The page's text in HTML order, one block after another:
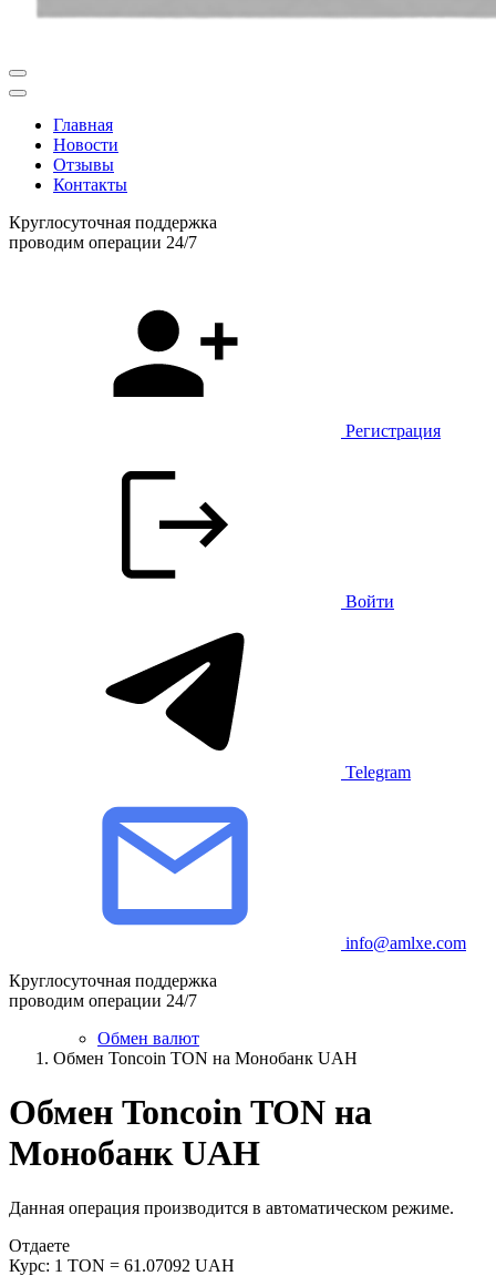
Главная
Новости
Отзывы
Контакты
Круглосуточная поддержка
проводим операции 24/7
Регистрация
Войти
Telegram
info@amlxe.com
Круглосуточная поддержка
проводим операции 24/7
Обмен валют
Обмен Toncoin TON на Монобанк UAH
Обмен Toncoin TON на
Монобанк UAH
Данная операция производится в автоматическом режиме.
Отдаете
Курс: 1 TON = 61.07092 UAH